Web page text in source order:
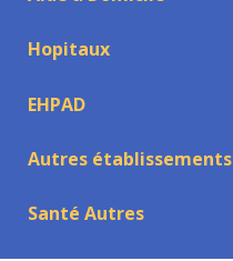
Hopitaux
EHPAD
Autres établissements
Santé Autres